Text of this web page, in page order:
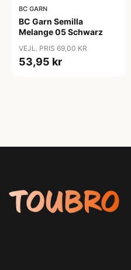
BC GARN
BC Garn Semilla
Melange 05 Schwarz
VEJL. PRIS 69,00 KR
53,95 kr